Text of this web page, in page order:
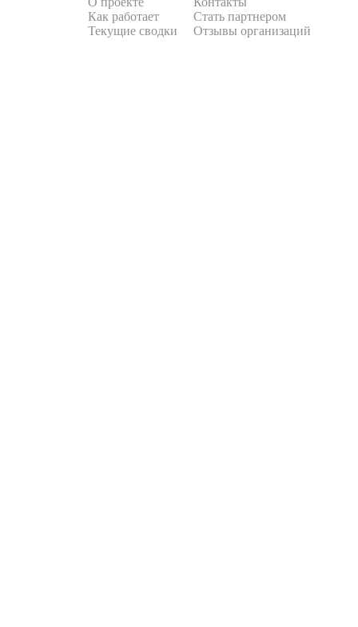
Как работает
Текущие сводки
Стать партнером
Отзывы организаций